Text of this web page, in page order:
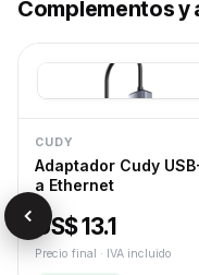
Complementos y
CUDY
Adaptador Cudy
a Ethernet
US$ 13.1
Precio final · IVA incluido